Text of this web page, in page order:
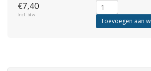
€7,40
Incl. btw
Toevoegen aan